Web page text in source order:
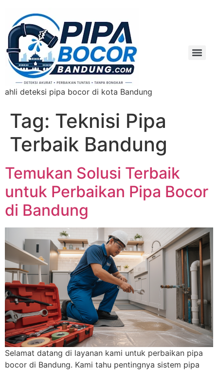
ahli deteksi pipa bocor di kota Bandung
Tag: Teknisi Pipa
Terbaik Bandung
Temukan Solusi Terbaik
untuk Perbaikan Pipa Bocor
di Bandung
Selamat datang di layanan kami untuk perbaikan pipa
bocor di Bandung. Kami tahu pentingnya sistem pipa